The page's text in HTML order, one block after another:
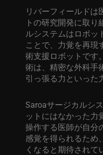
リバーフィールドは
トの研究開発に取り
ルシステムはロボッ
ことで、力覚を再現
術支援ロボットです
術は、精密な外科手
引っ張る力といった
Saroaサージカルシス
ットにはなかった力
操作する医師が自分
感覚を得られるため
くなると期待されて